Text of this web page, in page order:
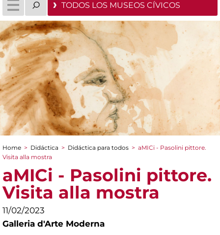
TODOS LOS MUSEOS CÍVICOS
You are here
Home > Didáctica > Didáctica para todos > aMICi - Pasolini pittore.
Visita alla mostra
aMICi - Pasolini pittore.
Visita alla mostra
11/02/2023
Galleria d'Arte Moderna